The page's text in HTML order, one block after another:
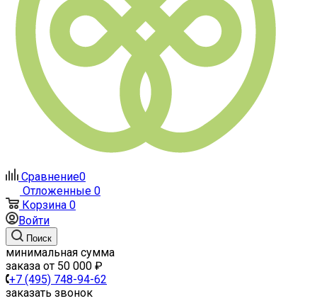
Сравнение0
Отложенные 0
Корзина 0
Войти
Поиск
минимальная сумма
заказа от 50 000 ₽
+7 (495) 748-94-62
заказать звонок